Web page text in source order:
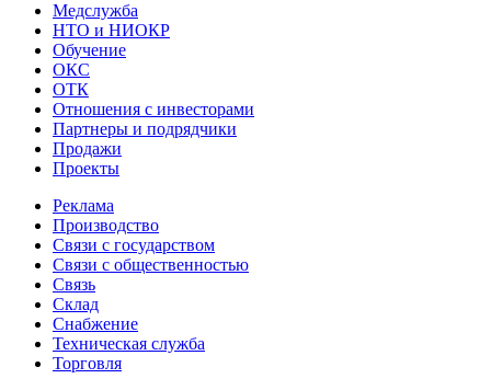
Медслужба
НТО и НИОКР
Обучение
ОКС
ОТК
Отношения с инвесторами
Партнеры и подрядчики
Продажи
Проекты
Реклама
Производство
Связи с государством
Связи с общественностью
Связь
Склад
Снабжение
Техническая служба
Торговля